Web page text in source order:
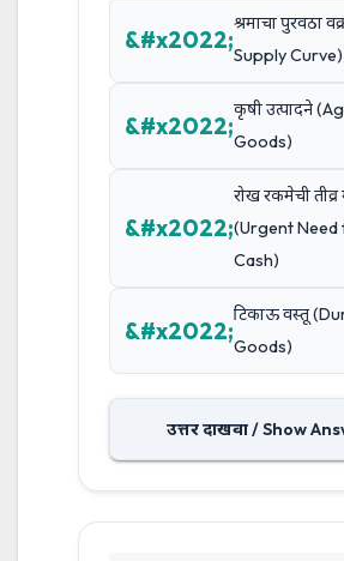
श्रमाचा पुरवठा
Supply Curve)
कृषी उत्पादने
Goods)
रोख रकमेची
(Urgent
Cash)
टिकाऊ वस्तू
Goods)
उत्तर दाखवा / Show